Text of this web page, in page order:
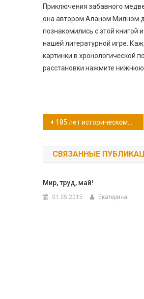
Приключения забавного
она автором Аланом Милном
познакомились с этой
нашей литературной игре.
картинки в хронологической
расстановки нажмите нижнюю
Навигация
по
записям
185 лет историческому роману А.С. Пушкина «Капитанская дочка»
СВЯЗАННЫЕ
Мир, труд, май!
01.05.2015 Екатерина